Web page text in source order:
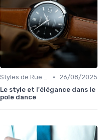
Styles de Rue et Looks du Moment •
26/08/2025
Le style et l'élégance dans le
pole dance